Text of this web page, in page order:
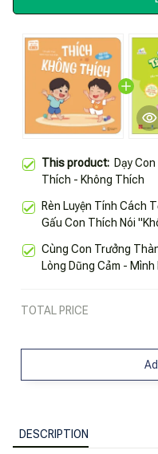
This product: Dạy
Thích - Không Thích
Rèn Luyện Tính Cách
Gấu Con Thích Nói
Cùng Con Trưởng
Lòng Dũng Cảm -
TOTAL PRICE
DESCRIPTION